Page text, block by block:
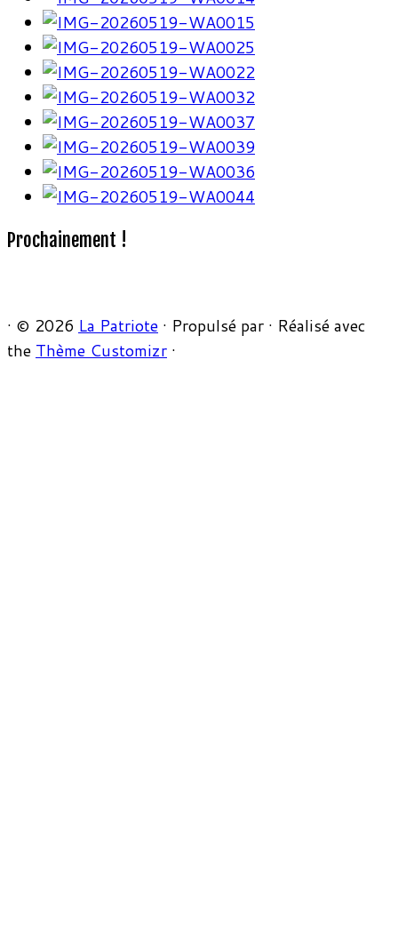
Prochainement !
· © 2026 La Patriote · Propulsé par · Réalisé avec
the Thème Customizr ·